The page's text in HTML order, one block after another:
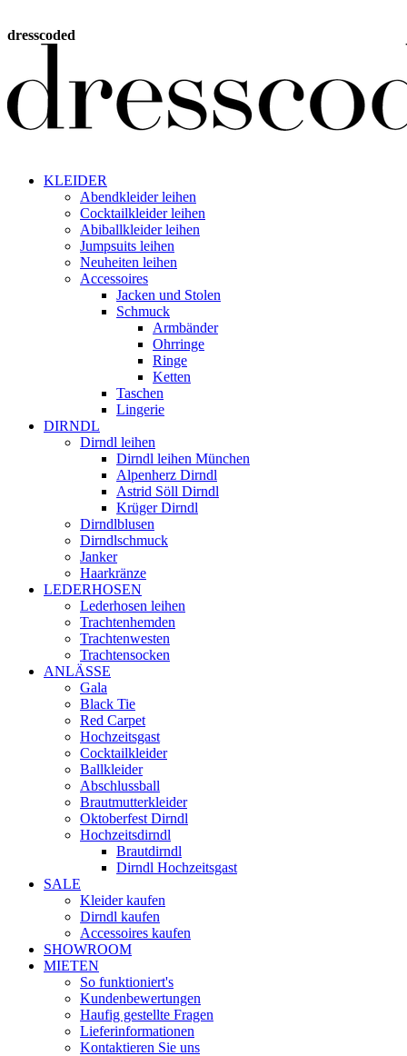
dresscoded
KLEIDER
Abendkleider leihen
Cocktailkleider leihen
Abiballkleider leihen
Jumpsuits leihen
Neuheiten leihen
Accessoires
Jacken und Stolen
Schmuck
Armbänder
Ohrringe
Ringe
Ketten
Taschen
Lingerie
DIRNDL
Dirndl leihen
Dirndl leihen München
Alpenherz Dirndl
Astrid Söll Dirndl
Krüger Dirndl
Dirndlblusen
Dirndlschmuck
Janker
Haarkränze
LEDERHOSEN
Lederhosen leihen
Trachtenhemden
Trachtenwesten
Trachtensocken
ANLÄSSE
Gala
Black Tie
Red Carpet
Hochzeitsgast
Cocktailkleider
Ballkleider
Abschlussball
Brautmutterkleider
Oktoberfest Dirndl
Hochzeitsdirndl
Brautdirndl
Dirndl Hochzeitsgast
SALE
Kleider kaufen
Dirndl kaufen
Accessoires kaufen
SHOWROOM
MIETEN
So funktioniert's
Kundenbewertungen
Haufig gestellte Fragen
Lieferinformationen
Kontaktieren Sie uns